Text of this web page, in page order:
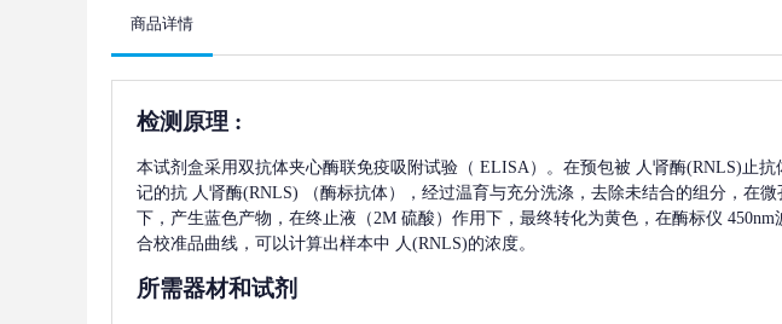
商品详情
检测原理 :
本试剂盒采用双抗体夹心酶联免疫吸附试验（ ELISA）。在预包被 人肾酶(RNLS)止抗
记的抗 人肾酶(RNLS) （酶标抗体），经过温育与充分洗涤，去除未结合的组分，在
下，产生蓝色产物，在终止液（2M 硫酸）作用下，最终转化为黄色，在酶标仪
合校准品曲线，可以计算出样本中 人(RNLS)的浓度。
所需器材和试剂